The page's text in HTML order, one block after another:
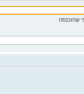
שהוכנסה